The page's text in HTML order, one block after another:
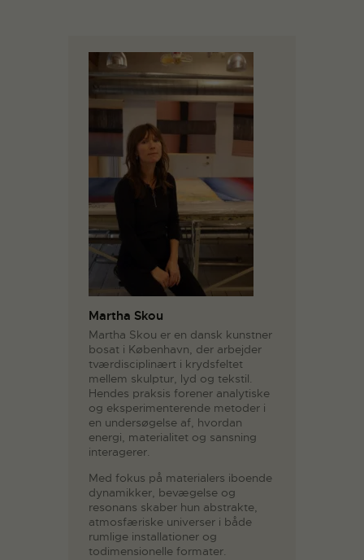
Martha Skou
Martha Skou er en dansk kunstner
bosat i København, der arbejder
tværdisciplinært i krydsfeltet
mellem skulptur, lyd og tekstil.
Hendes praksis forener analytiske
og eksperimenterende metoder i
en undersøgelse af, hvordan
energi, materialitet og sansning
interagerer.
Med fokus på materialers iboende
dynamikker, bevægelse og
resonans skaber hun abstrakte,
atmosfæriske universer i både
rumlige installationer og
todimensionelle formater.